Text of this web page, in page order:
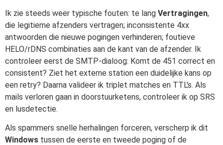
Ik zie steeds weer typische fouten: te lang Vertragingen,
die legitieme afzenders vertragen; inconsistente 4xx
antwoorden die nieuwe pogingen verhinderen; foutieve
HELO/rDNS combinaties aan de kant van de afzender. Ik
controleer eerst de SMTP-dialoog: Komt de 451 correct en
consistent? Ziet het externe station een duidelijke kans op
een retry? Daarna valideer ik triplet matches en TTL's. Als
mails verloren gaan in doorstuurketens, controleer ik op SRS
en lusdetectie.
Als spammers snelle herhalingen forceren, verscherp ik dit
Windows tussen de eerste en tweede poging of de